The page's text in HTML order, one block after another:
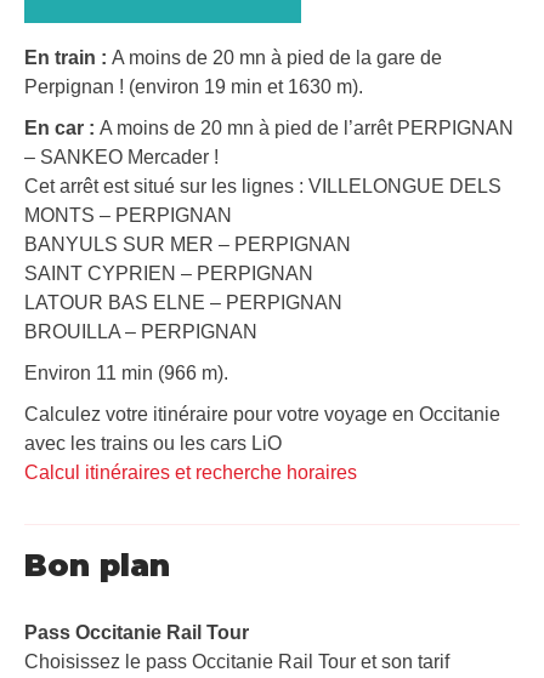
En train : A moins de 20 mn à pied de la gare de
Perpignan ! (environ 19 min et 1630 m).
En car : A moins de 20 mn à pied de l’arrêt PERPIGNAN
– SANKEO Mercader !
Cet arrêt est situé sur les lignes : VILLELONGUE DELS
MONTS – PERPIGNAN
BANYULS SUR MER – PERPIGNAN
SAINT CYPRIEN – PERPIGNAN
LATOUR BAS ELNE – PERPIGNAN
BROUILLA – PERPIGNAN
Environ 11 min (966 m).
Calculez votre itinéraire pour votre voyage en Occitanie
avec les trains ou les cars LiO
Calcul itinéraires et recherche horaires
Bon plan
Pass Occitanie Rail Tour​
Choisissez le pass Occitanie Rail Tour et son tarif